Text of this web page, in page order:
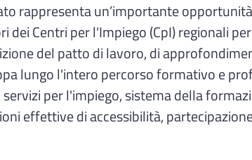
rappresenta un’importante
Centri per l'Impiego (CpI) regionali
del patto di lavoro, di
lungo l'intero percorso formativo e
per l'impiego, sistema della
effettive di accessibilità,